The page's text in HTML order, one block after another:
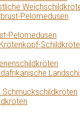
Pelomedusen
Pelomedusen